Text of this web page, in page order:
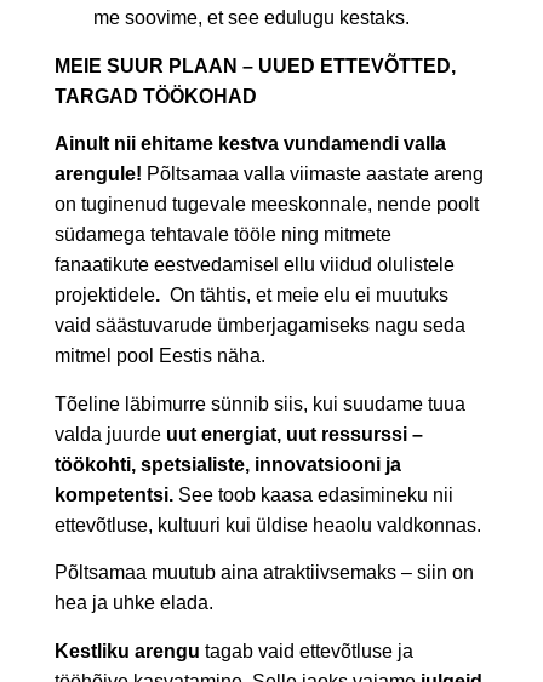
me soovime, et see edulugu kestaks.
MEIE SUUR PLAAN – UUED ETTEVÕTTED,
TARGAD TÖÖKOHAD
Ainult nii ehitame kestva vundamendi valla
arengule! Põltsamaa valla viimaste aastate areng
on tuginenud tugevale meeskonnale, nende poolt
südamega tehtavale tööle ning mitmete
fanaatikute eestvedamisel ellu viidud olulistele
projektidele. On tähtis, et meie elu ei muutuks
vaid säästuvarude ümberjagamiseks nagu seda
mitmel pool Eestis näha.
Tõeline läbimurre sünnib siis, kui suudame tuua
valda juurde uut energiat, uut ressurssi –
töökohti, spetsialiste, innovatsiooni ja
kompetentsi. See toob kaasa edasimineku nii
ettevõtluse, kultuuri kui üldise heaolu valdkonnas.
Põltsamaa muutub aina atraktiivsemaks –siin on
hea ja uhke elada.
Kestliku arengu tagab vaid ettevõtluse ja